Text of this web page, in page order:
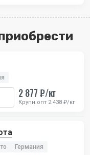
2 877 ₽/кг
Крупн.опт 2 438 ₽/кг
Германия